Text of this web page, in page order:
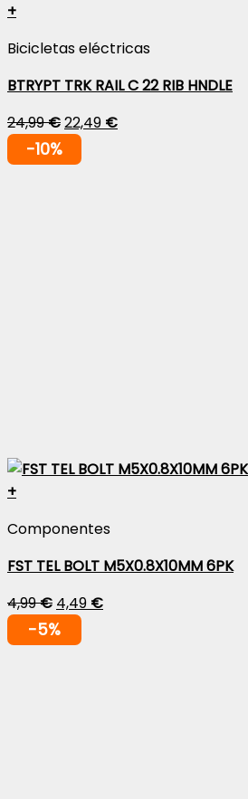
+
Bicicletas eléctricas
BTRYPT TRK RAIL C 22 RIB HNDLE
24,99€22,49 €
-10%
+
Componentes
FST TEL BOLT M5X0.8X10MM 6PK
4,99€ 4,49 €
-5%